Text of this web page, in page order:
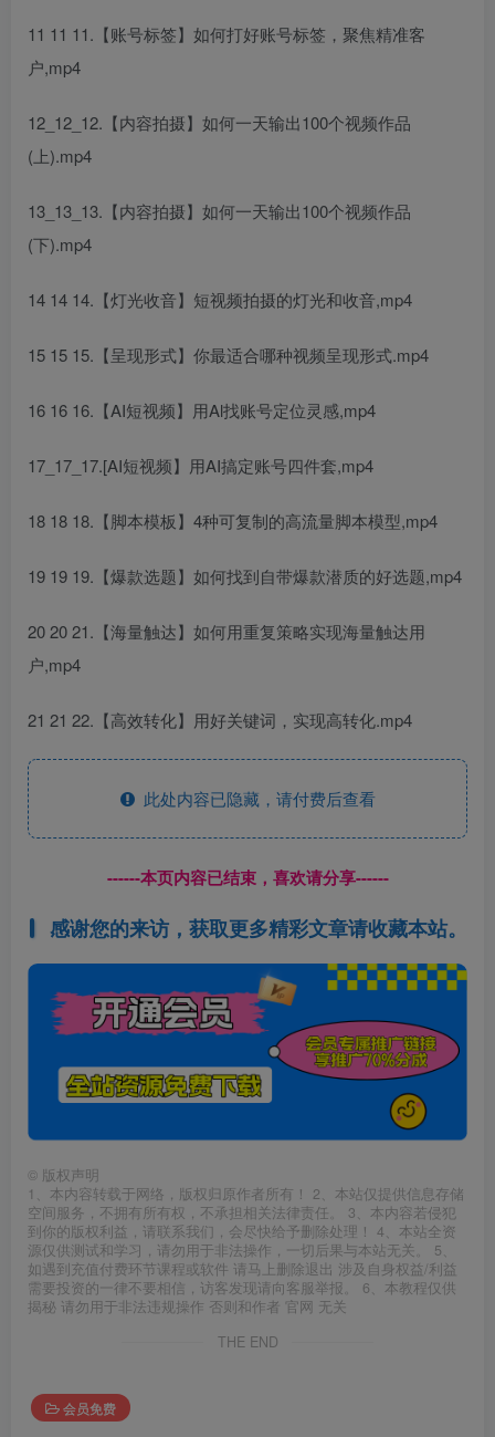
11 11 11.【账号标签】如何打好账号标签，聚焦精准客
户,mp4
12_12_12.【内容拍摄】如何一天输出100个视频作品
(上).mp4
13_13_13.【内容拍摄】如何一天输出100个视频作品
(下).mp4
14 14 14.【灯光收音】短视频拍摄的灯光和收音,mp4
15 15 15.【呈现形式】你最适合哪种视频呈现形式.mp4
16 16 16.【AI短视频】用Al找账号定位灵感,mp4
17_17_17.[AI短视频】用AI搞定账号四件套,mp4
18 18 18.【脚本模板】4种可复制的高流量脚本模型,mp4
19 19 19.【爆款选题】如何找到自带爆款潜质的好选题,mp4
20 20 21.【海量触达】如何用重复策略实现海量触达用
户,mp4
21 21 22.【高效转化】用好关键词，实现高转化.mp4
此处内容已隐藏，请付费后查看
------本页内容已结束，喜欢请分享------
感谢您的来访，获取更多精彩文章请收藏本站。
© 版权声明
1、本内容转载于网络，版权归原作者所有！ 2、本站仅提供信息存储
空间服务，不拥有所有权，不承担相关法律责任。 3、本内容若侵犯
到你的版权利益，请联系我们，会尽快给予删除处理！ 4、本站全资
源仅供测试和学习，请勿用于非法操作，一切后果与本站无关。 5、
如遇到充值付费环节课程或软件 请马上删除退出 涉及自身权益/利益
需要投资的一律不要相信，访客发现请向客服举报。 6、本教程仅供
揭秘 请勿用于非法违规操作 否则和作者 官网 无关
THE END
会员免费